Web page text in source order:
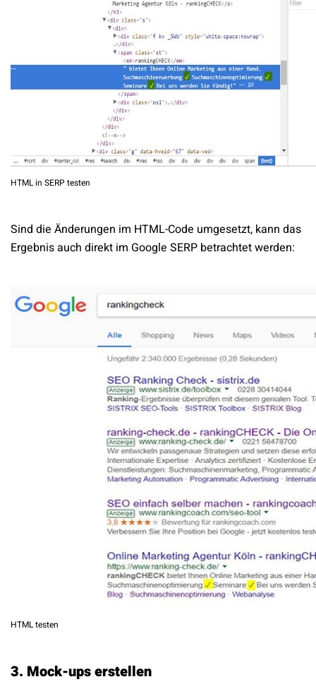
HTML in SERP testen
Sind die Änderungen im HTML-Code umgesetzt, kann das
Ergebnis auch direkt im Google SERP betrachtet werden:
HTML testen
3. Mock-ups erstellen